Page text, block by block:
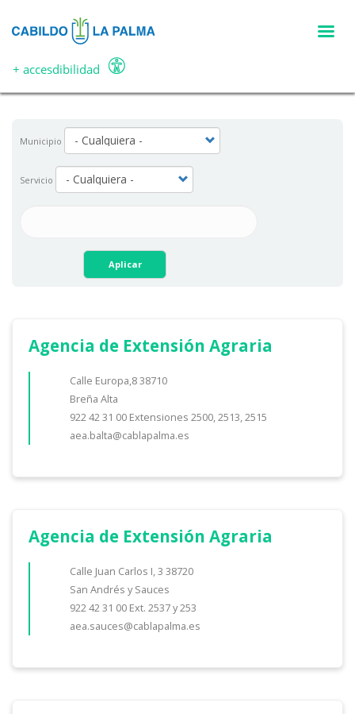
principal
+ accesdibilidad
Municipio
Servicio
Aplicar
Agencia de Extensión Agraria
Calle Europa,8 38710
Breña Alta
922 42 31 00 Extensiones 2500, 2513, 2515
aea.balta@cablapalma.es
Agencia de Extensión Agraria
Calle Juan Carlos I, 3 38720
San Andrés y Sauces
922 42 31 00 Ext. 2537 y 253
aea.sauces@cablapalma.es